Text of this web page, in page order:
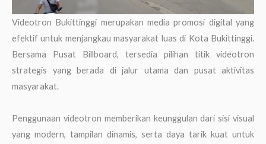
Videotron Bukittinggi merupakan media promosi digital yang
efektif untuk menjangkau masyarakat luas di Kota Bukittinggi.
Bersama Pusat Billboard, tersedia pilihan titik videotron
strategis yang berada di jalur utama dan pusat aktivitas
masyarakat.
Penggunaan videotron memberikan keunggulan dari sisi visual
yang modern, tampilan dinamis, serta daya tarik kuat untuk